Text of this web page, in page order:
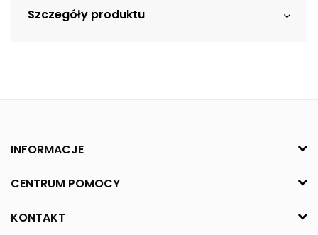
Szczegóły produktu
INFORMACJE
CENTRUM POMOCY
KONTAKT